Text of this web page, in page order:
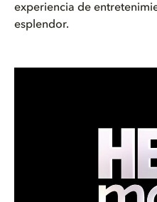
experiencia de
esplendor.